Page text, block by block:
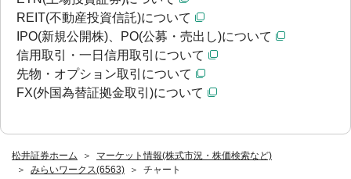
松井証券ホーム
マーケット情報(株式市況・株価検索など)
みらいワークス(6563)
チャート
REIT(不動産投資信託)について
IPO(新規公開株)、PO(公募・売出し)について
信用取引・一日信用取引について
先物・オプション取引について
FX(外国為替証拠金取引)について